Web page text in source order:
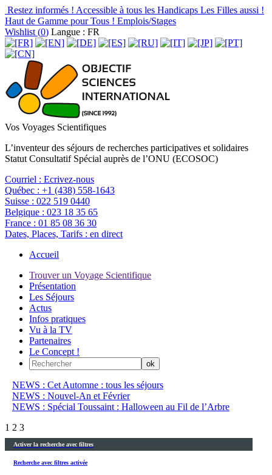
Restez informés ! Accessible à tous les Handicaps Les Filles aussi !
Haut de Gamme pour Tous ! Emplois/Stages
Wishlist (0) Langue : FR
Vos Voyages Scientifiques
L’inventeur des séjours de recherches participatives et solidaires
Statut Consultatif Spécial auprès de l’ONU (ECOSOC)
Courriel : Ecrivez-nous
Québec : +1 (438) 558-1643
Suisse : 022 519 0440
Belgique : 023 18 35 65
France : 01 85 08 36 30
Dates, Places, Tarifs : en direct
Accueil
Trouver un Voyage Scientifique
Présentation
Les Séjours
Actus
Infos pratiques
Vu à la TV
Partenaires
Le Concept !
NEWS : Cet Automne : tous les séjours
NEWS : Nouvel-An et Février
NEWS : Spécial Toussaint : Halloween au Fil de l’Arbre
1 2 3
Activer la recherche avec filtres
Recherche avec filtres activée